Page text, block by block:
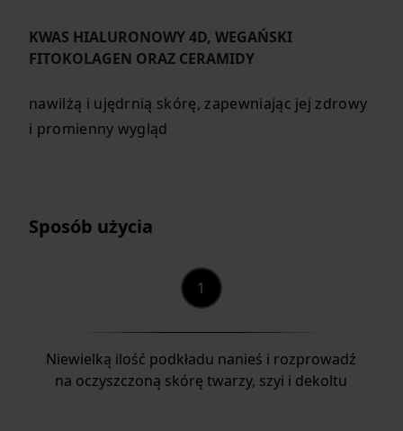
KWAS HIALURONOWY 4D, WEGAŃSKI
FITOKOLAGEN ORAZ CERAMIDY
nawilżą i ujędrnią skórę, zapewniając jej zdrowy
i promienny wygląd
Sposób użycia
Niewielką ilość podkładu nanieś i rozprowadź
na oczyszczoną skórę twarzy, szyi i dekoltu